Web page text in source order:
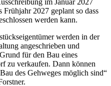
im Januar 2027
2027 geplant so dass
werden kann.
werden in der
angeschrieben und
für den Bau eines
zu verkaufen. Dann können
des Gehweges möglich sind“